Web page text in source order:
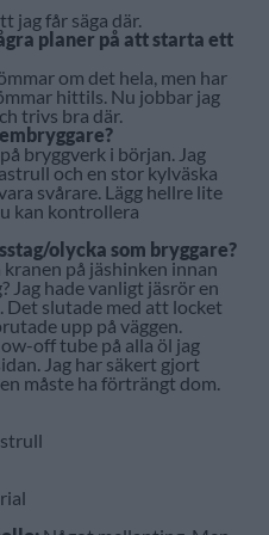
jag får säga där.
planer på att starta ett
om det hela, men har
hittils. Nu jobbar jag
trivs bra där.
bryggverk i början. Jag
och en stor kylväska
svårare. Lägg hellre lite
kan kontrollera
olycka som bryggare?
på jäshinken innan
Jag hade vanligt jäsrör en
Det slutade med att locket
upp på väggen.
off tube på alla öl jag
Jag har säkert gjort
måste ha förträngt dom.